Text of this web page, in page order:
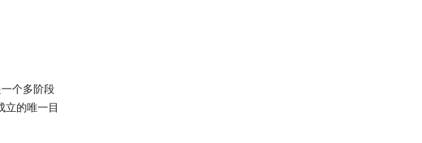
个多阶段
立的唯一目